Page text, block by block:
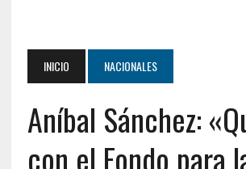
INICIO NACIONALES
Aníbal Sánchez:
con el Fondo para